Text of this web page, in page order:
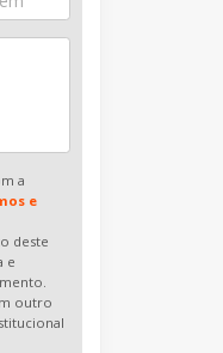
a
e
deste
e
outro